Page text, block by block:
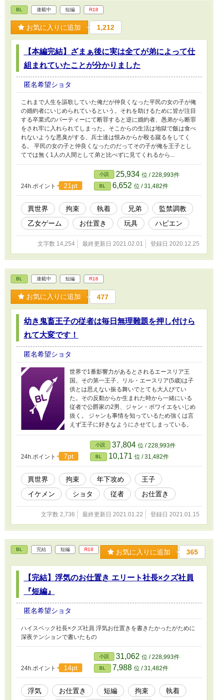
BL 連載中 短編 R18
お気に入りに追加 1,212
【本編完結】ざまぁ後に実は全てが弟によって仕
組まれていたことが分かりました
匿名希望ショタ
これまで人生を謳歌していた俺だが仲良くなった平民の女の子が俺
の婚約者にいじめられているという。それを助けるために皆が注目
する卒業式のパーティーにて断罪すると逆に婚約者、愚弟から断罪
をされ牢に入れられてしまった。そこからの生活は地獄で飯は食べ
れないような悪臭がする、兵士達は恨みからか殴る蹴るをしてく
る。 平民の女の子と仲良くなったのだってその子が俺を王子とし
てでは無く1人の人間として弟と比べずに見てくれるから...
24h.ポイント 21pt
小説 25,934 位 / 228,993件
BL 6,652 位 / 31,482件
異世界 拘束 執着 兄弟
監禁調教
乙女ゲーム
お仕置き 玩具 ハピエン
文字数 14,254 最終更新日 2021.02.01 登録日 2020.12.25
BL 連載中 短編 R18
お気に入りに追加 477
幼き鬼畜王子の従者は毎日無理難題を押し付けら
れて大変です！
匿名希望ショタ
世界で1番影響力があるとされるエースリア王
国。その第一王子、リル・エースリア(5歳)は子
供とは思えない振る舞いでとても大人びてい
た。その反動からか生まれた時から一緒にいる
従者で公爵家の2男、ジャン・ボワイエをいじめ
抜く。 ジャンも事情を知っているため強くは言
えず王子に好きなようにさせてしまっている。
24h.ポイント 7pt
小説 37,804 位 / 228,993件
BL 10,171 位 / 31,482件
異世界 拘束 年下攻め
王子
イケメン
ショタ 従者 お仕置き
文字数 2,736 最終更新日 2021.01.22 登録日 2021.01.15
BL 完結 短編 R18 お気に入りに追加 365
【完結】浮気のお仕置き エリート社長×クズ社員
『短編』
匿名希望ショタ
ハイスペック社長×クズ社員 浮気お仕置きを書きたかったがために
深夜テンションで書いたもの
24h.ポイント 14pt
小説 31,062 位 / 228,993件
BL 7,988 位 / 31,482件
浮気 お仕置き 短編 拘束 執着